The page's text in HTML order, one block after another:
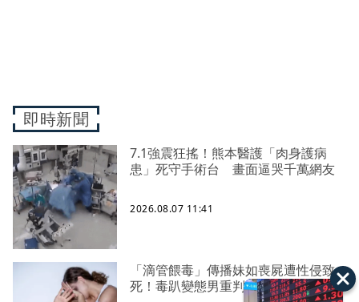
即時新聞
7.1強震狂搖！熊本醫護「肉身護病
患」死守手術台 畫面逼哭千萬網友
2026.08.07 11:41
「滴管餵毒」傳播妹如喪屍遭性侵致
死！毒趴變態男重判14年6月